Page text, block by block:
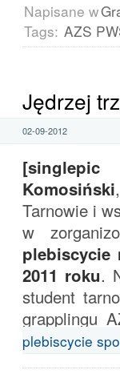
Napisane w
Tags: AZS
Jędrzej
02-09-2012
[singlepic
Komosiński
Tarnowie i
w
plebiscycie
2011 roku.
student
grapplingu
plebiscycie